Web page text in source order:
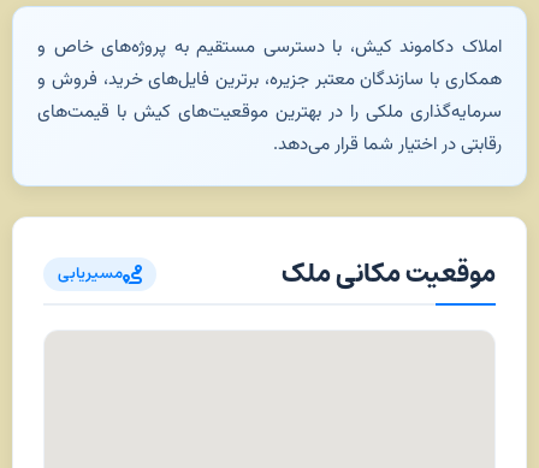
املاک دکاموند کیش، با دسترسی مستقیم به پروژه‌های خاص و
همکاری با سازندگان معتبر جزیره، برترین فایل‌های خرید، فروش و
سرمایه‌گذاری ملکی را در بهترین موقعیت‌های کیش با قیمت‌های
رقابتی در اختیار شما قرار می‌دهد.
موقعیت مکانی ملک مسیریابی